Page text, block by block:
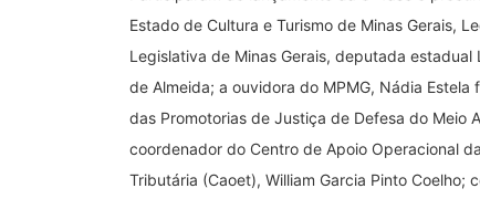
Estado de Cultura e Turismo de Minas Gerais,
Legislativa de Minas Gerais, deputada
de Almeida; a ouvidora do MPMG, Nádia
das Promotorias de Justiça de Defesa do Meio
coordenador do Centro de Apoio Operacional
Tributária (Caoet), William Garcia Pinto